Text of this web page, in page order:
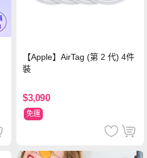
【Apple】AirTag (第 2 代) 4件
裝
$3,090
免運